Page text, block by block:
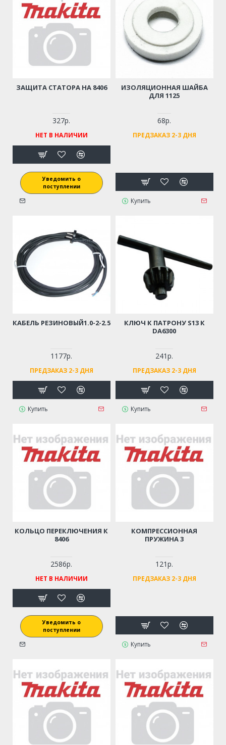
ЗАЩИТА СТАТОРА НА 8406
327р.
НЕТ В НАЛИЧИИ
Уведомить о
поступлении
ИЗОЛЯЦИОННАЯ ШАЙБА
ДЛЯ 1125
68р.
ПРЕДЗАКАЗ 2-3 ДНЯ
Купить
КАБЕЛЬ РЕЗИНОВЫЙ1.0-2-2.5
1177р.
ПРЕДЗАКАЗ 2-3 ДНЯ
Купить
КЛЮЧ К ПАТРОНУ S13 К
DA6300
241р.
ПРЕДЗАКАЗ 2-3 ДНЯ
Купить
КОЛЬЦО ПЕРЕКЛЮЧЕНИЯ К
8406
2586р.
НЕТ В НАЛИЧИИ
Уведомить о
поступлении
КОМПРЕССИОННАЯ
ПРУЖИНА 3
121р.
ПРЕДЗАКАЗ 2-3 ДНЯ
Купить